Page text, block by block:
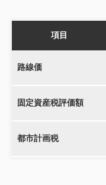
項目
路線価
固定資産税評価額
都市計画税